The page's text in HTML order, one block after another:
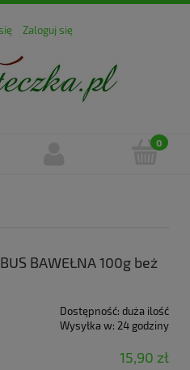
Zaloguj się
BAWEŁNA 100g beż
Dostępność: duża ilość
Wysyłka w: 24 godziny
15,90 zł